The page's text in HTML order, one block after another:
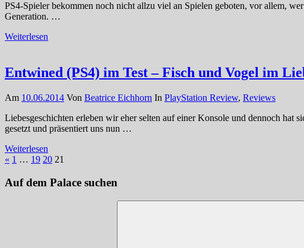
PS4-Spieler bekommen noch nicht allzu viel an Spielen geboten, vor allem,
Generation. …
Weiterlesen
Entwined (PS4) im Test – Fisch und Vogel im
Am 10.06.2014 Von Beatrice Eichhorn In PlayStation Review, Reviews
Liebesgeschichten erleben wir eher selten auf einer Konsole und dennoch hat
gesetzt und präsentiert uns nun …
Weiterlesen
Seitennummerierung
der
« Vorherige
1 … 19 20 21
Auf dem Palace suchen